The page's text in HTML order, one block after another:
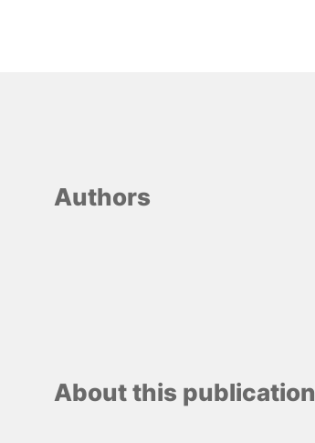
Authors
About this publication